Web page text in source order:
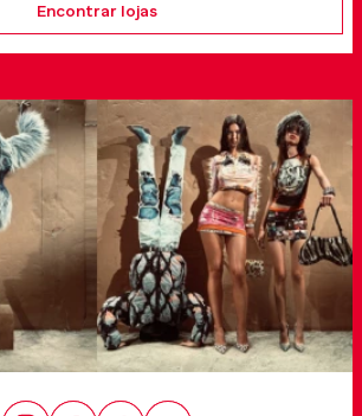
Encontrar lojas